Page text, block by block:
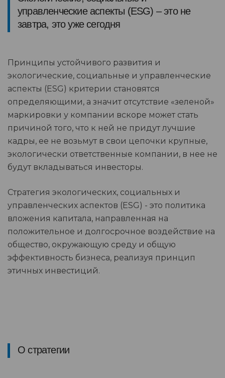
управленческие аспекты (ESG) – это не
завтра, это уже сегодня
Принципы устойчивого развития и
экологические, социальные и управленческие
аспекты (ESG) критерии становятся
определяющими, а значит отсутствие «зеленой»
маркировки у компании вскоре может стать
причиной того, что к ней не придут лучшие
кадры, ее не возьмут в свои цепочки крупные,
экологически ответственные компании, в нее не
будут вкладываться инвесторы.
Стратегия экологических, социальных и
управленческих аспектов (ESG) - это политика
вложения капитала, направленная на
положительное и долгосрочное воздействие на
общество, окружающую среду и общую
эффективность бизнеса, реализуя принцип
этичных инвестиций.
О стратегии